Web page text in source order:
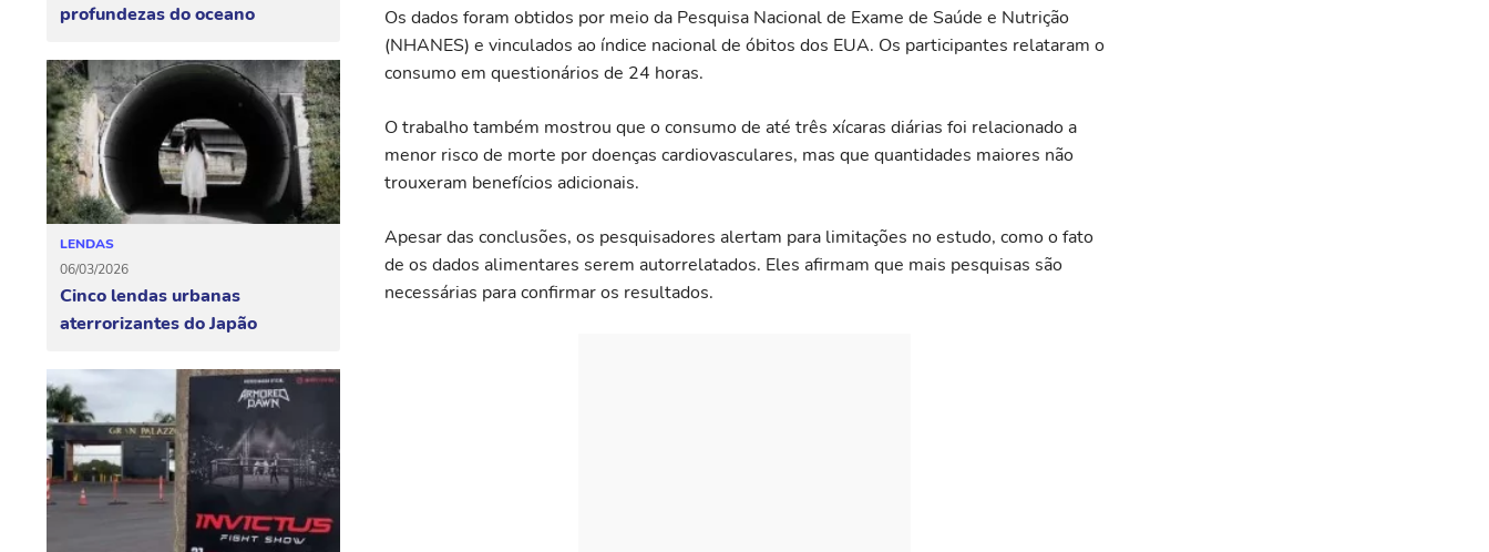
profundezas do oceano
LENDAS
06/03/2026
Cinco lendas urbanas
aterrorizantes do Japão
Os dados foram obtidos por meio da Pesquisa Nacional de Exame de Saúde e Nutrição
(NHANES) e vinculados ao índice nacional de óbitos dos EUA. Os participantes relataram o
consumo em questionários de 24 horas.
O trabalho também mostrou que o consumo de até três xícaras diárias foi relacionado a
menor risco de morte por doenças cardiovasculares, mas que quantidades maiores não
trouxeram benefícios adicionais.
Apesar das conclusões, os pesquisadores alertam para limitações no estudo, como o fato
de os dados alimentares serem autorrelatados. Eles afirmam que mais pesquisas são
necessárias para confirmar os resultados.